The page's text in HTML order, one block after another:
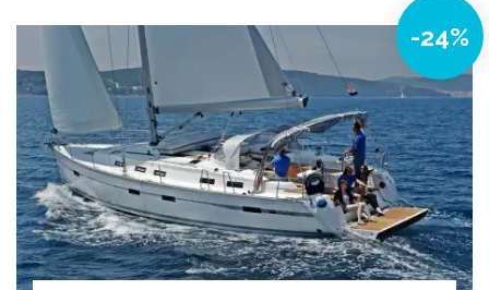
-24%